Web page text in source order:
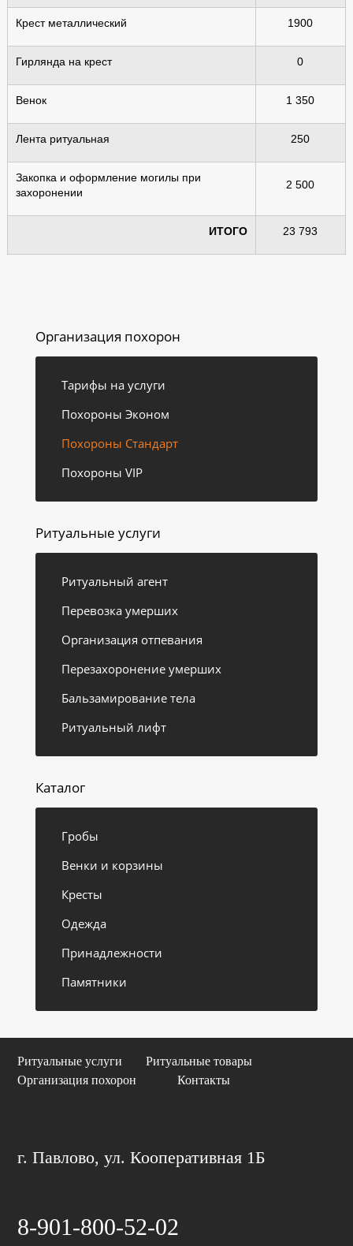
Крест металлический 1900
Гирлянда на крест 0
Венок 1 350
Лента ритуальная 250
Закопка и оформление могилы при
захоронении
2 500
ИТОГО 23 793
Организация похорон
Тарифы на услуги
Похороны Эконом
Похороны Стандарт
Похороны VIP
Ритуальные услуги
Ритуальный агент
Перевозка умерших
Организация отпевания
Перезахоронение умерших
Бальзамирование тела
Ритуальный лифт
Каталог
Гробы
Венки и корзины
Кресты
Одежда
Принадлежности
Памятники
Ритуальные услуги
Ритуальные товары
Организация похорон
Контакты
г. Павлово, ул. Кооперативная 1Б
8-901-800-52-02